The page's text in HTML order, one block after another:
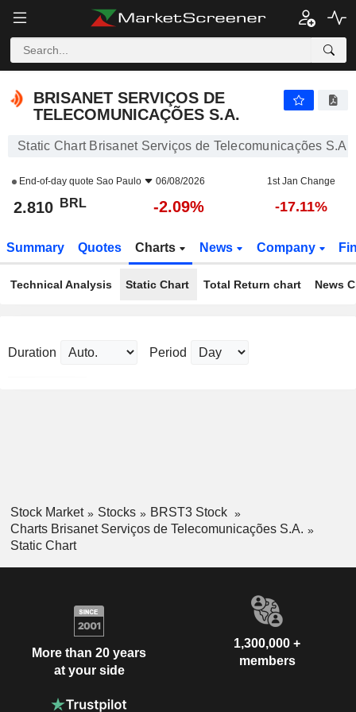
BRISANET SERVIÇOS DE
TELECOMUNICAÇÕES S.A.
Static Chart Brisanet Serviços de Telecomunicações S.A.
End-of-day quote Sao Paulo 06/08/2026 1st Jan Change
2.810 BRL -2.09% -17.11%
Summary Quotes Charts News Company
Technical Analysis Static Chart Total Return chart News
Duration Period
Stock Market Stocks
BRST3 Stock
Charts Brisanet Serviços de Telecomunicações S.A.
Static Chart
More than 20 years
at your side
1,300,000 +
members